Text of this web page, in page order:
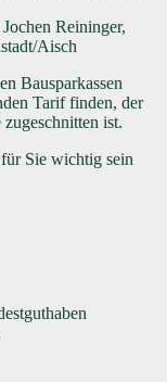
Bausparkassen
Tarif finden, der
ist.
Sie wichtig sein